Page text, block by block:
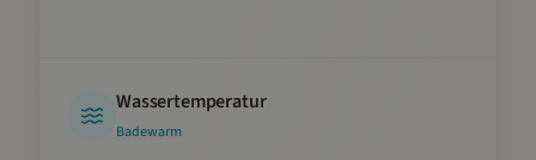
Wassertemperatur
Badewarm